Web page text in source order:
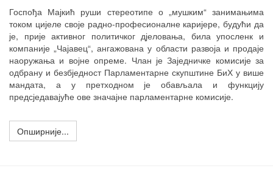
Госпођа Мајкић руши стереотипе о „мушким“ занимањима
током цијеле своје радно-професионалне каријере, будући да
је, прије активног политичког дјеловања, била упосленк и
компаније „Чајавец“, ангажована у области развоја и продаје
наоружања и војне опреме. Члан је Заједничке комисије за
одбрану и безбједност Парламентарне скупштине БиХ у више
мандата, а у претходном је обављала и функцију
предсједавајуће ове значајне парламентарне комисије.
Опширније...